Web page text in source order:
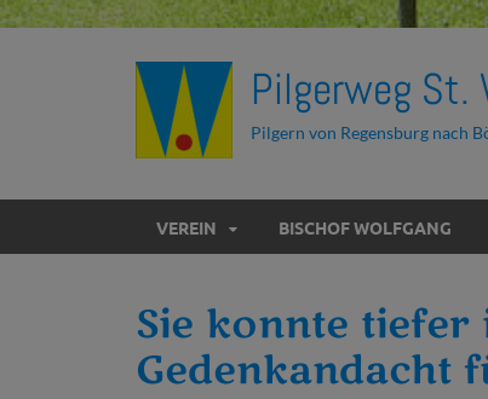
Pilgerweg St.
Pilgern von Regensburg nach
VEREIN BISCHOF WOLFGANG
Sie konnte tiefer
Gedenkandacht